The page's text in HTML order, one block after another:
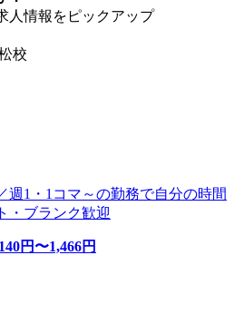
人情報をピックアップ
校
週1・1コマ～の勤務で自分の時間
・ブランク歓迎
円〜1,466円